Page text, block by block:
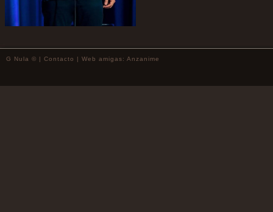
G Nula © | Contacto | Web amigas: Anzanime